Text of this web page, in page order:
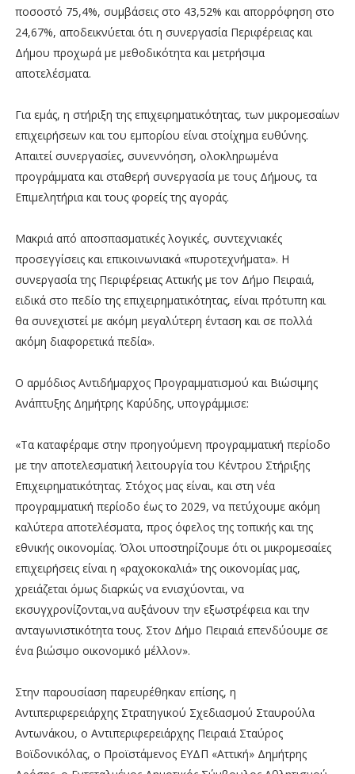
ποσοστό 75,4%, συμβάσεις στο 43,52% και απορρόφηση στο
24,67%, αποδεικνύεται ότι η συνεργασία Περιφέρειας και
Δήμου προχωρά με μεθοδικότητα και μετρήσιμα
αποτελέσματα.
Για εμάς, η στήριξη της επιχειρηματικότητας, των μικρομεσαίων
επιχειρήσεων και του εμπορίου είναι στοίχημα ευθύνης.
Απαιτεί συνεργασίες, συνεννόηση, ολοκληρωμένα
προγράμματα και σταθερή συνεργασία με τους Δήμους, τα
Επιμελητήρια και τους φορείς της αγοράς.
Μακριά από αποσπασματικές λογικές, συντεχνιακές
προσεγγίσεις και επικοινωνιακά «πυροτεχνήματα». Η
συνεργασία της Περιφέρειας Αττικής με τον Δήμο Πειραιά,
ειδικά στο πεδίο της επιχειρηματικότητας, είναι πρότυπη και
θα συνεχιστεί με ακόμη μεγαλύτερη ένταση και σε πολλά
ακόμη διαφορετικά πεδία».
Ο αρμόδιος Αντιδήμαρχος Προγραμματισμού και Βιώσιμης
Ανάπτυξης Δημήτρης Καρύδης, υπογράμμισε:
«Τα καταφέραμε στην προηγούμενη προγραμματική περίοδο
με την αποτελεσματική λειτουργία του Κέντρου Στήριξης
Επιχειρηματικότητας. Στόχος μας είναι, και στη νέα
προγραμματική περίοδο έως το 2029, να πετύχουμε ακόμη
καλύτερα αποτελέσματα, προς όφελος της τοπικής και της
εθνικής οικονομίας. Όλοι υποστηρίζουμε ότι οι μικρομεσαίες
επιχειρήσεις είναι η «ραχοκοκαλιά» της οικονομίας μας,
χρειάζεται όμως διαρκώς να ενισχύονται, να
εκσυγχρονίζονται,να αυξάνουν την εξωστρέφεια και την
ανταγωνιστικότητα τους. Στον Δήμο Πειραιά επενδύουμε σε
ένα βιώσιμο οικονομικό μέλλον».
Στην παρουσίαση παρευρέθηκαν επίσης, η
Αντιπεριφερειάρχης Στρατηγικού Σχεδιασμού Σταυρούλα
Αντωνάκου, ο Αντιπεριφερειάρχης Πειραιά Σταύρος
Βοϊδονικόλας, ο Προϊστάμενος ΕΥΔΠ «Αττική» Δημήτρης